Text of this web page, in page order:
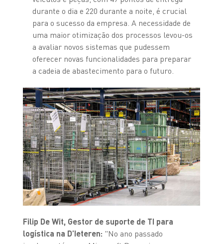
durante o dia e 220 durante a noite, é crucial
para o sucesso da empresa. A necessidade de
uma maior otimização dos processos levou-os
a avaliar novos sistemas que pudessem
oferecer novas funcionalidades para preparar
a cadeia de abastecimento para o futuro.
Filip De Wit, Gestor de suporte de TI para
logística na D’Ieteren: "No ano passado